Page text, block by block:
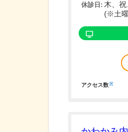
休診日: 木、
(※土
アクセス数※